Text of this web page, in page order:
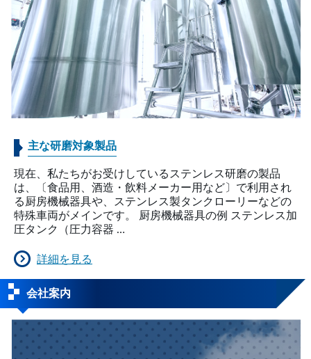
主な研磨対象製品
現在、私たちがお受けしているステンレス研磨の製品
は、〔食品用、酒造・飲料メーカー用など〕で利用され
る厨房機械器具や、ステンレス製タンクローリーなどの
特殊車両がメインです。 厨房機械器具の例 ステンレス加
圧タンク（圧力容器 …
詳細を見る
会社案内